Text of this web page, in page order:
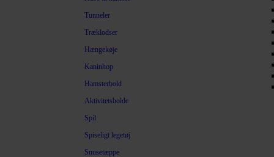
Tunneler
Træklodser
Hængekøje
Kaninhop
Hamsterbold
Aktivitetsbolde
Spil
Spiseligt legetøj
Snusetæppe